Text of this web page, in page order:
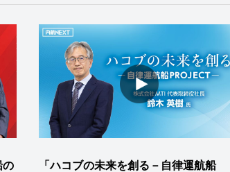
の
「ハコブの未来を創る－自律運航船